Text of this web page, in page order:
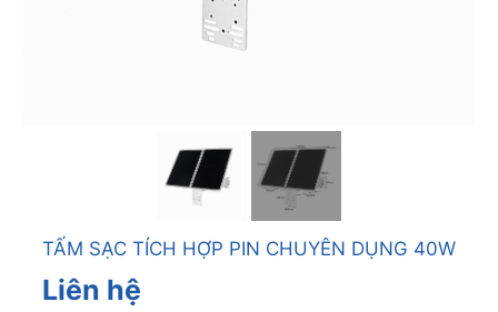
TẤM SẠC TÍCH HỢP PIN CHUYÊN DỤNG 40W
Liên hệ